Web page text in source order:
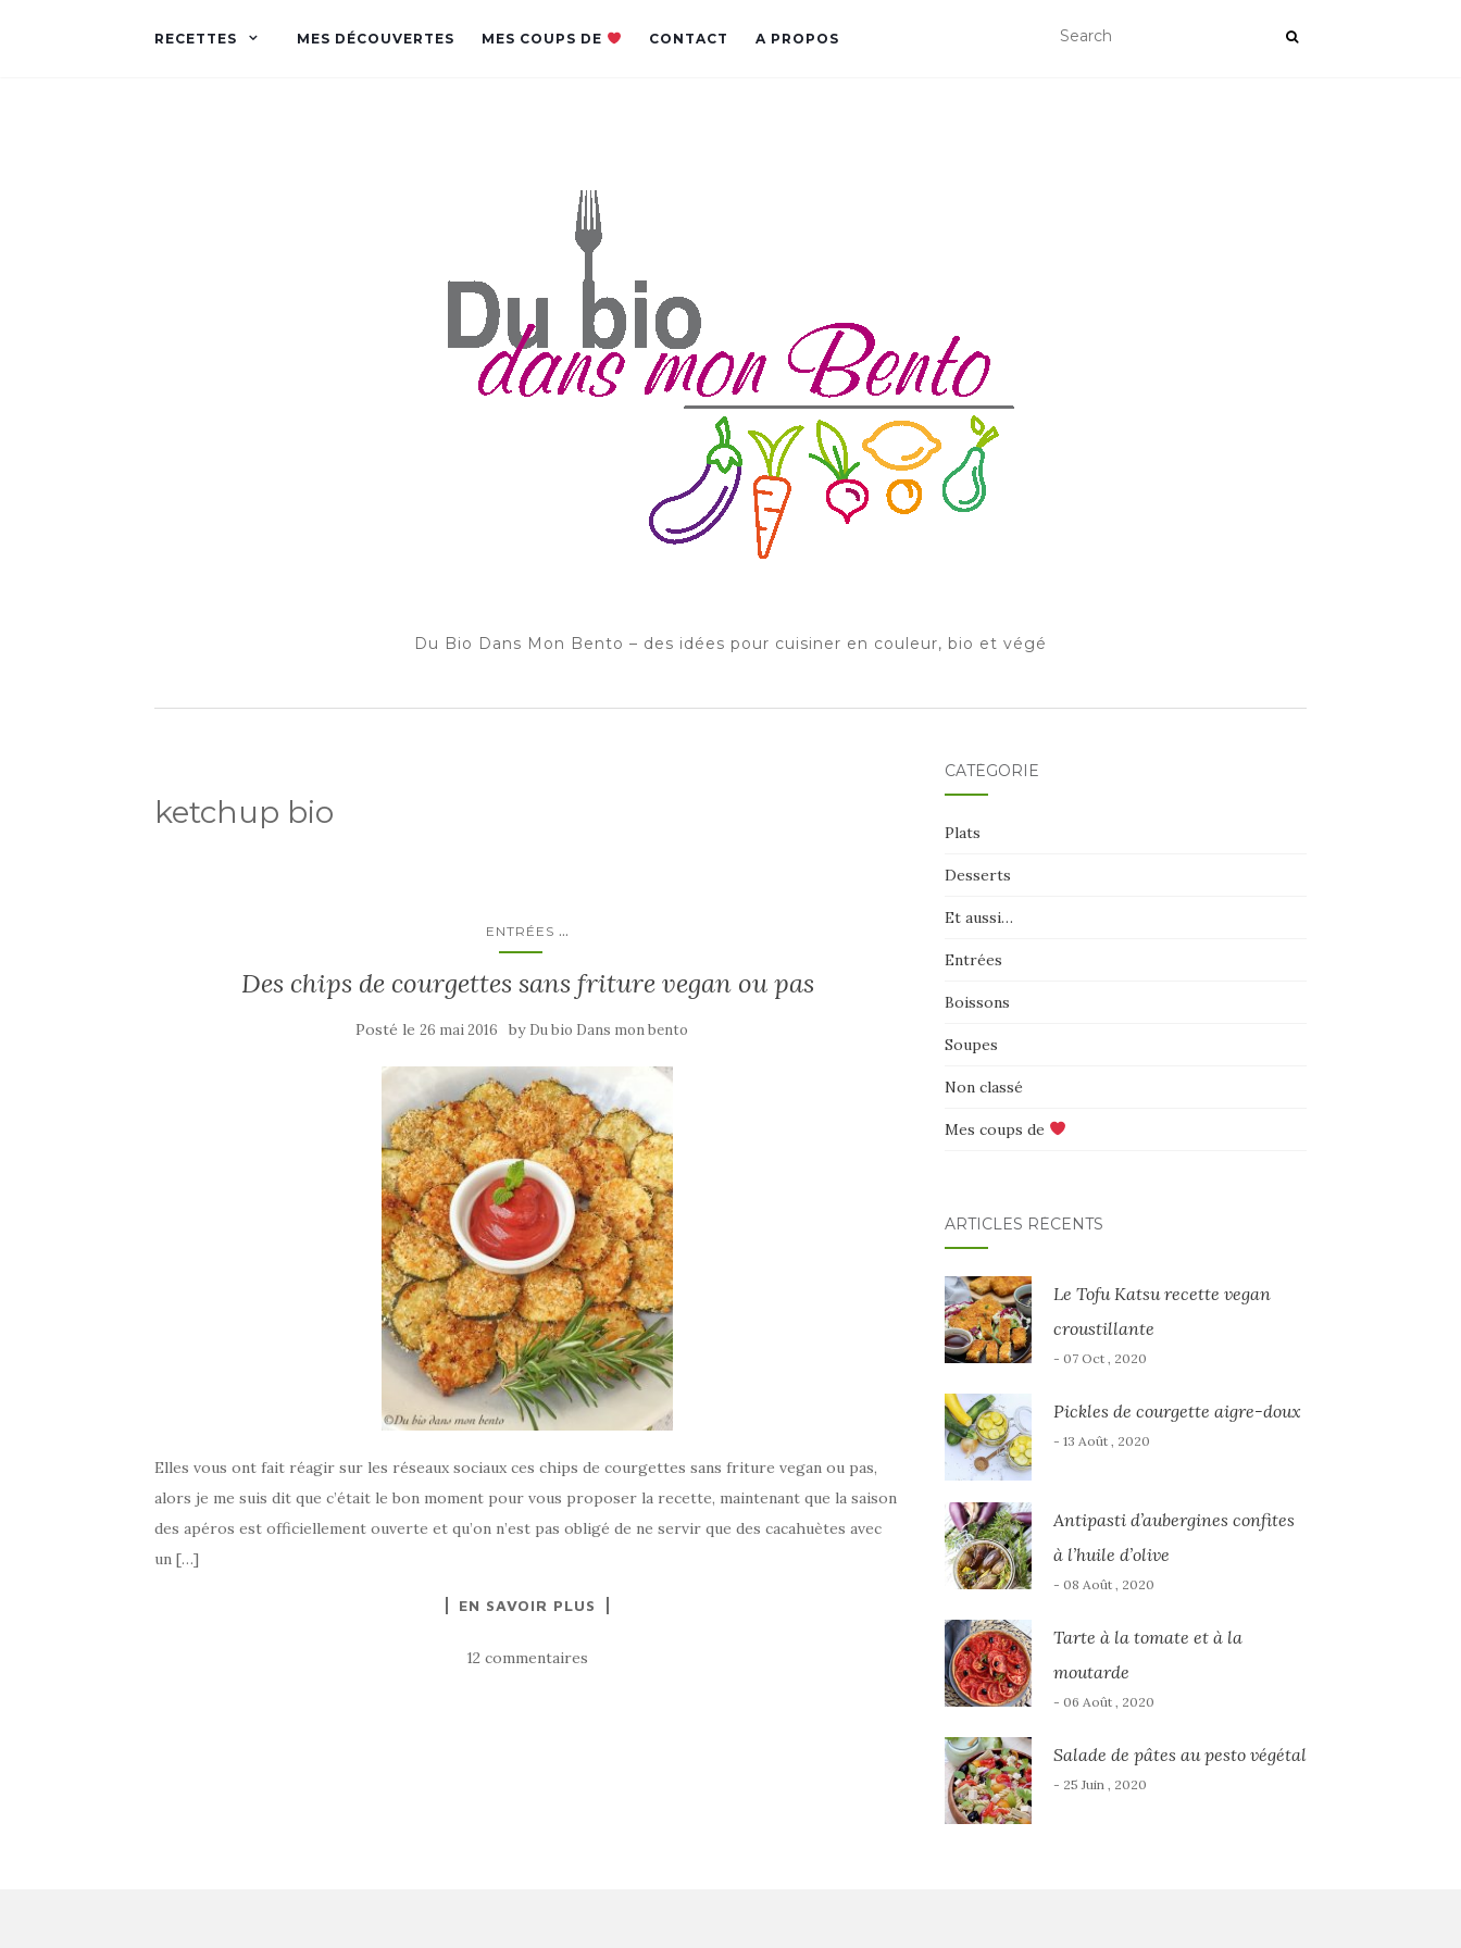
RECETTES MES DÉCOUVERTES MES COUPS DE CONTACT A PROPOS
Du Bio Dans Mon Bento – des idées pour cuisiner en couleur, bio et végé
ketchup bio
ENTRÉES ...
Des chips de courgettes sans friture vegan ou pas
Posté le26 mai 2016 by Du bio Dans mon bento
Elles vous ont fait réagir sur les réseaux sociaux ces chips de courgettes sans friture vegan ou pas,
alors je me suis dit que c’était le bon moment pour vous proposer la recette, maintenant que la saison
des apéros est officiellement ouverte et qu’on n’est pas obligé de ne servir que des cacahuètes avec
un […]
EN SAVOIR PLUS
12 commentaires
CATÉGORIE
Plats
Desserts
Et aussi…
Entrées
Boissons
Soupes
Non classé
Mes coups de
ARTICLES RÉCENTS
Le Tofu Katsu recette vegan
croustillante
- 07 Oct , 2020
Pickles de courgette aigre-doux
- 13 Août , 2020
Antipasti d’aubergines confites
à l’huile d’olive
- 08 Août , 2020
Tarte à la tomate et à la
moutarde
- 06 Août , 2020
Salade de pâtes au pesto végétal
- 25 Juin , 2020